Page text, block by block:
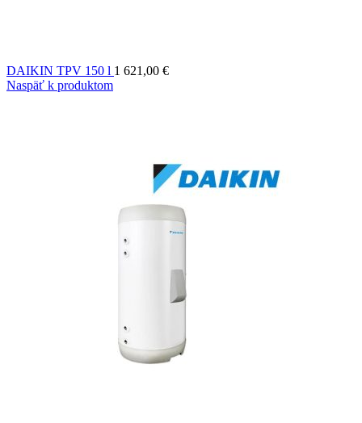
DAIKIN TPV 150 l 1 621,00 €
Naspäť k produktom